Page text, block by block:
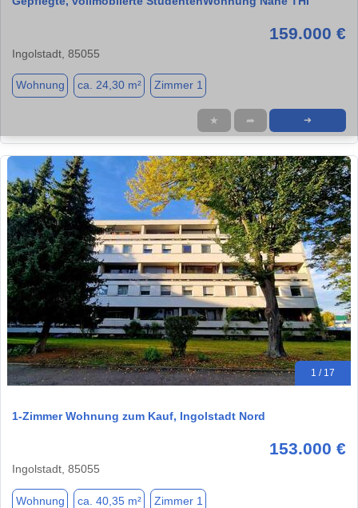
159.000 €
Ingolstadt, 85055
Wohnung ca. 24,30 m² Zimmer 1
★ ➦ ➜
1 / 17
1-Zimmer Wohnung zum Kauf, Ingolstadt Nord
153.000 €
Ingolstadt, 85055
Wohnung ca. 40,35 m² Zimmer 1